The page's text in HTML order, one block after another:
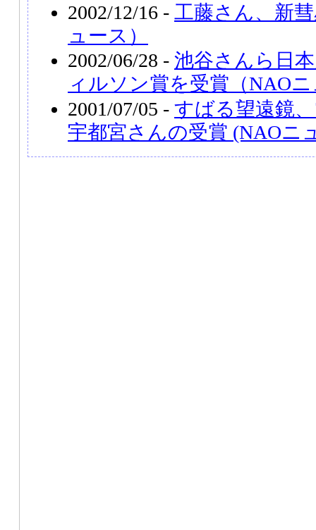
2002/12/16 - 工藤さん、新
ュース）
2002/06/28 - 池谷さんら日
ィルソン賞を受賞（NAO
2001/07/05 - すばる望遠鏡
宇都宮さんの受賞 (NAOニ